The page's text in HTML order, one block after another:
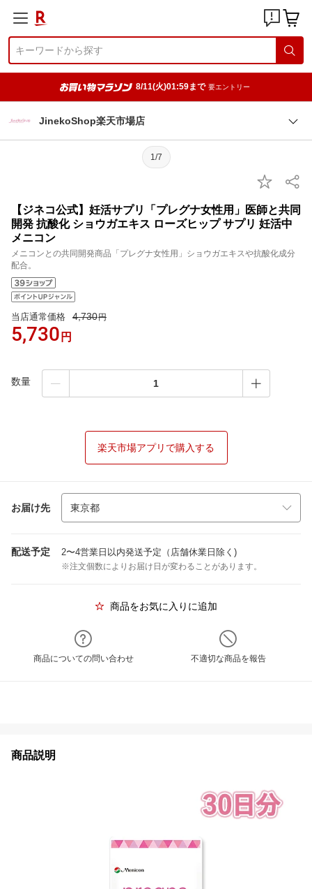
8/11(火)01:59まで 要エントリー
JinekoShop楽天市場店
1/7
【ジネコ公式】妊活サプリ「プレグナ女性用」医師と共同
開発 抗酸化 ショウガエキス ローズヒップ サプリ 妊活中
メニコン
メニコンとの共同開発商品「プレグナ女性用」ショウガエキスや抗酸化成分
配合。
当店通常価格 4,730円
5,730 円
数量
楽天市場アプリで購入する
お届け先
配送予定 2〜4営業日以内発送予定（店舗休業日除く)
※注文個数によりお届け日が変わることがあります。
商品をお気に入りに追加
商品についての問い合わせ 不適切な商品を報告
商品説明